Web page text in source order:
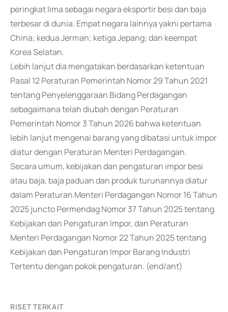
peringkat lima sebagai negara eksportir besi dan baja
terbesar di dunia. Empat negara lainnya yakni pertama
China; kedua Jerman; ketiga Jepang; dan keempat
Korea Selatan.
Lebih lanjut dia mengatakan berdasarkan ketentuan
Pasal 12 Peraturan Pemerintah Nomor 29 Tahun 2021
tentang Penyelenggaraan Bidang Perdagangan
sebagaimana telah diubah dengan Peraturan
Pemerintah Nomor 3 Tahun 2026 bahwa ketentuan
lebih lanjut mengenai barang yang dibatasi untuk impor
diatur dengan Peraturan Menteri Perdagangan.
Secara umum, kebijakan dan pengaturan impor besi
atau baja, baja paduan dan produk turunannya diatur
dalam Peraturan Menteri Perdagangan Nomor 16 Tahun
2025 juncto Permendag Nomor 37 Tahun 2025 tentang
Kebijakan dan Pengaturan Impor, dan Peraturan
Menteri Perdagangan Nomor 22 Tahun 2025 tentang
Kebijakan dan Pengaturan Impor Barang Industri
Tertentu dengan pokok pengaturan. (end/ant)
RISET TERKAIT